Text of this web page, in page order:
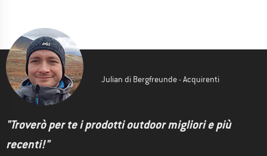
Julian di Bergfreunde - Acquirenti
"Troverò per te i prodotti outdoor migliori e più
recenti!"